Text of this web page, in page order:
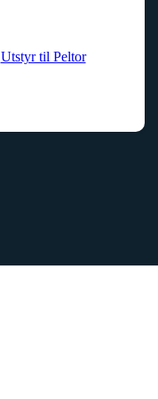
Utstyr til Peltor